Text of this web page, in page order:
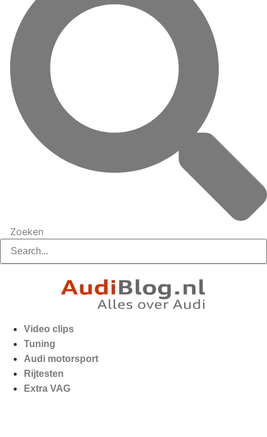
Zoeken
Video clips
Tuning
Audi motorsport
Rijtesten
Extra VAG